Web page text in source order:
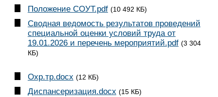
Положение СОУТ.pdf (10 492 КБ)
Сводная ведомость результатов проведений
специальной оценки условий труда от
19.01.2026 и перечень мероприятий.pdf (3 304
КБ)
Охр.тр.docx (12 КБ)
Диспансеризация.docx (15 КБ)